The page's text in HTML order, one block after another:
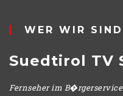
WER WIR SIND
Suedtirol TV
Fernseher im